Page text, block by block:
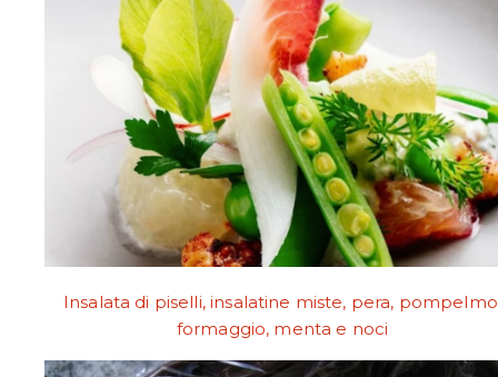
Insalata di piselli, insalatine miste, pera,
formaggio, menta e noci